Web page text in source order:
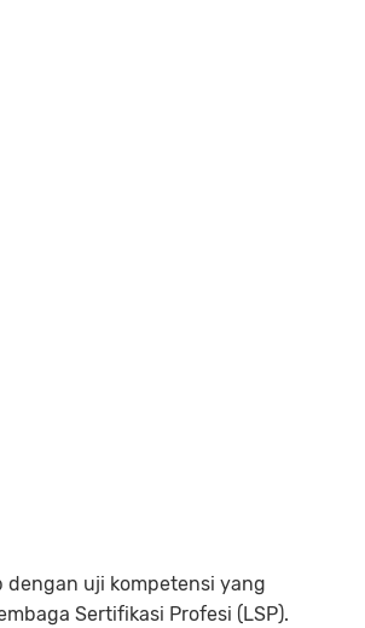
dengan uji kompetensi yang
Sertifikasi Profesi (LSP).